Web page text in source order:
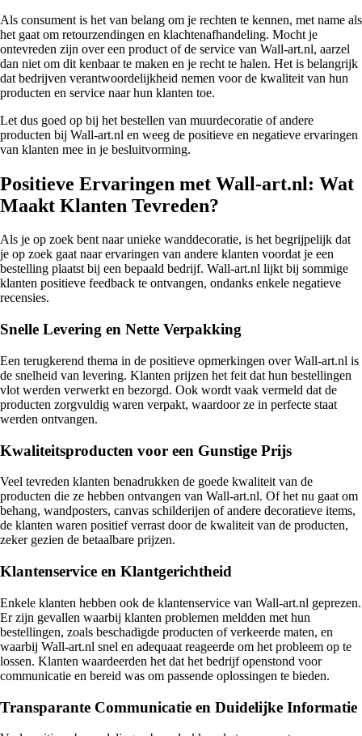
Als consument is het van belang om je rechten te kennen, met name als
het gaat om retourzendingen en klachtenafhandeling. Mocht je
ontevreden zijn over een product of de service van Wall-art.nl, aarzel
dan niet om dit kenbaar te maken en je recht te halen. Het is belangrijk
dat bedrijven verantwoordelijkheid nemen voor de kwaliteit van hun
producten en service naar hun klanten toe.
Let dus goed op bij het bestellen van muurdecoratie of andere
producten bij Wall-art.nl en weeg de positieve en negatieve ervaringen
van klanten mee in je besluitvorming.
Positieve Ervaringen met Wall-art.nl: Wat
Maakt Klanten Tevreden?
Als je op zoek bent naar unieke wanddecoratie, is het begrijpelijk dat
je op zoek gaat naar ervaringen van andere klanten voordat je een
bestelling plaatst bij een bepaald bedrijf. Wall-art.nl lijkt bij sommige
klanten positieve feedback te ontvangen, ondanks enkele negatieve
recensies.
Snelle Levering en Nette Verpakking
Een terugkerend thema in de positieve opmerkingen over Wall-art.nl is
de snelheid van levering. Klanten prijzen het feit dat hun bestellingen
vlot werden verwerkt en bezorgd. Ook wordt vaak vermeld dat de
producten zorgvuldig waren verpakt, waardoor ze in perfecte staat
werden ontvangen.
Kwaliteitsproducten voor een Gunstige Prijs
Veel tevreden klanten benadrukken de goede kwaliteit van de
producten die ze hebben ontvangen van Wall-art.nl. Of het nu gaat om
behang, wandposters, canvas schilderijen of andere decoratieve items,
de klanten waren positief verrast door de kwaliteit van de producten,
zeker gezien de betaalbare prijzen.
Klantenservice en Klantgerichtheid
Enkele klanten hebben ook de klantenservice van Wall-art.nl geprezen.
Er zijn gevallen waarbij klanten problemen meldden met hun
bestellingen, zoals beschadigde producten of verkeerde maten, en
waarbij Wall-art.nl snel en adequaat reageerde om het probleem op te
lossen. Klanten waardeerden het dat het bedrijf openstond voor
communicatie en bereid was om passende oplossingen te bieden.
Transparante Communicatie en Duidelijke Informatie